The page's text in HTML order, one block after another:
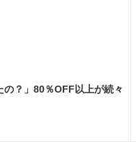
の？」80％OFF以上が続々